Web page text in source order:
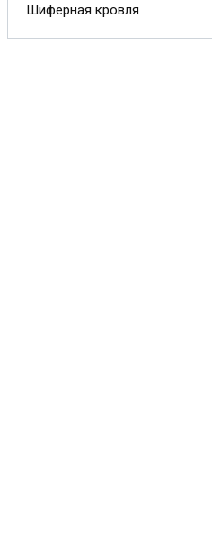
Шиферная кровля